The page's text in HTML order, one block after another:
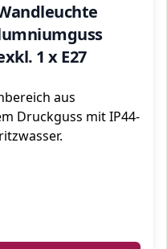
1 x E27
aus
Druckguss mit IP44-